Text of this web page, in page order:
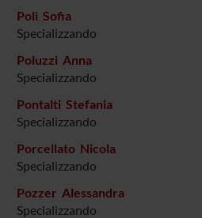
Poli Sofia
Specializzando
Poluzzi Anna
Specializzando
Pontalti Stefania
Specializzando
Porcellato Nicola
Specializzando
Pozzer Alessandra
Specializzando